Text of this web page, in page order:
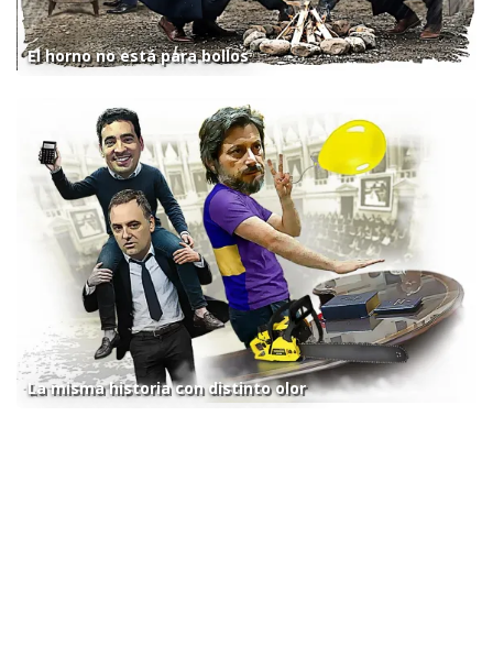
El horno no está para bollos
La misma historia con distinto olor